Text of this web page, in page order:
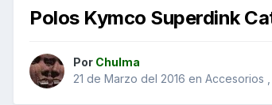
Polos Kymco Superdink
Por Chulma
21 de Marzo del 2016 en Accesorios